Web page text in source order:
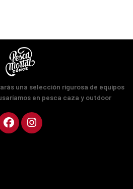
una selección rigurosa de equipos
en pesca caza y outdoor